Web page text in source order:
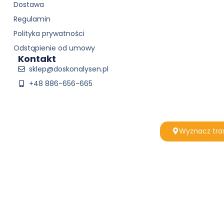
Dostawa
Regulamin
Polityka prywatności
Odstąpienie od umowy
Kontakt
sklep@doskonalysen.pl
+48 886-656-665
Wyznacz